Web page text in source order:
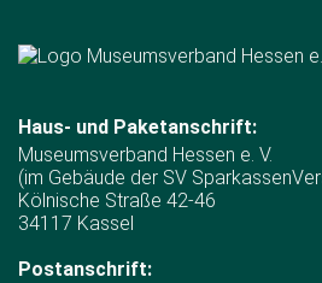
Haus- und Paketanschrift:
Museumsverband Hessen e. V.
(im Gebäude der SV
Kölnische Straße 42-46
34117 Kassel
Postanschrift: